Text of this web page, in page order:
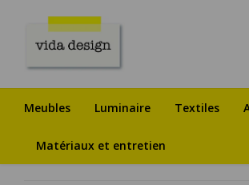
Meubles Luminaire Textiles
Matériaux et entretien